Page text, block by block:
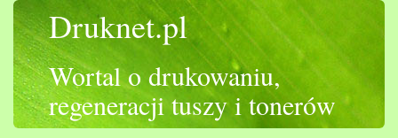
Druknet.pl
Wortal o drukowaniu,
regeneracji tuszy i tonerów